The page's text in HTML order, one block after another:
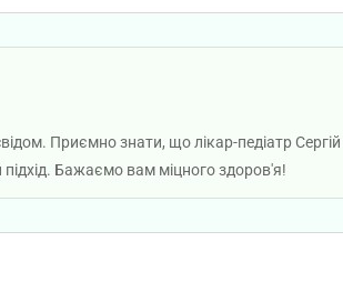
Приємно знати, що лікар-педіатр
Бажаємо вам міцного здоров'я!